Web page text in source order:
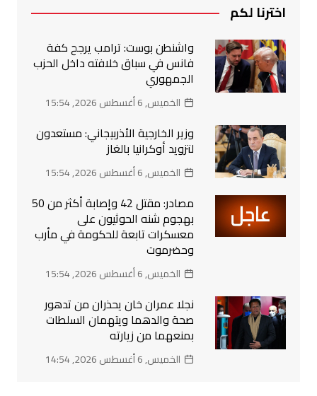
اخترنا لكم
واشنطن بوست: ترامب يرجح كفة
فانس في سباق خلافته داخل الحزب
الجمهوري
الخميس, 6 أغسطس 2026, 15:54
وزير الخارجية الأذربيجاني: مستعدون
لتزويد أوكرانيا بالغاز
الخميس, 6 أغسطس 2026, 15:54
مصادر: مقتل 42 وإصابة أكثر من 50
بهجوم شنه الحوثيون على
معسكرات تابعة للحكومة في مأرب
وحضرموت
الخميس, 6 أغسطس 2026, 15:54
نجلا عمران خان يحذران من تدهور
صحة والدهما ويتهمان السلطات
بمنعهما من زيارته
الخميس, 6 أغسطس 2026, 14:54